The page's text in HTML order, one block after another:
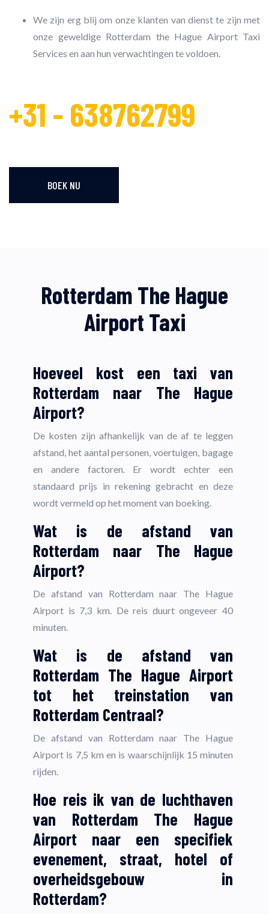
We zijn erg blij om onze klanten van dienst te zijn met
onze geweldige Rotterdam the Hague Airport Taxi
Services en aan hun verwachtingen te voldoen.
+31 - 638762799
BOEK NU
Rotterdam The Hague
Airport Taxi
Hoeveel kost een taxi van
Rotterdam naar The Hague
Airport?
De kosten zijn afhankelijk van de af te leggen
afstand, het aantal personen, voertuigen, bagage
en andere factoren. Er wordt echter een
standaard prijs in rekening gebracht en deze
wordt vermeld op het moment van boeking.
Wat is de afstand van
Rotterdam naar The Hague
Airport?
De afstand van Rotterdam naar The Hague
Airport is 7,3 km. De reis duurt ongeveer 40
minuten.
Wat is de afstand van
Rotterdam The Hague Airport
tot het treinstation van
Rotterdam Centraal?
De afstand van Rotterdam naar The Hague
Airport is 7,5 km en is waarschijnlijk 15 minuten
rijden.
Hoe reis ik van de luchthaven
van Rotterdam The Hague
Airport naar een specifiek
evenement, straat, hotel of
overheidsgebouw in
Rotterdam?